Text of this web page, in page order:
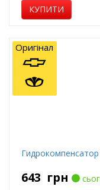
КУПИТИ
643 грн
Оригінал